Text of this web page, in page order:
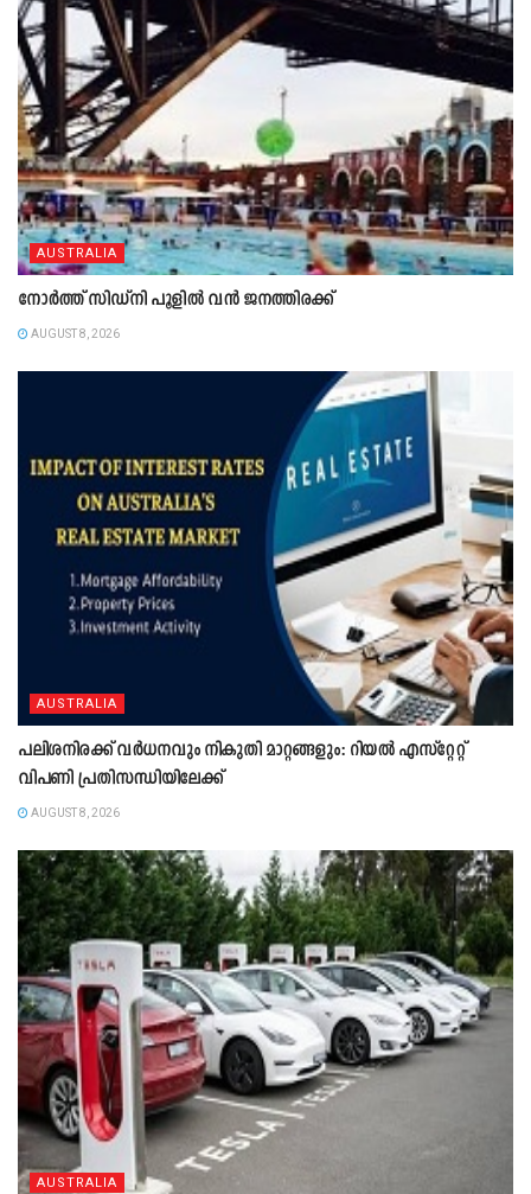
AUSTRALIA
നോർത്ത് സിഡ്നി പൂളിൽ വൻ ജനത്തിരക്ക്
AUGUST 8, 2026
AUSTRALIA
പലിശനിരക്ക് വർധനവും നികുതി മാറ്റങ്ങളും: റിയൽ എസ്റ്റേറ്റ്
വിപണി പ്രതിസന്ധിയിലേക്ക്
AUGUST 8, 2026
AUSTRALIA